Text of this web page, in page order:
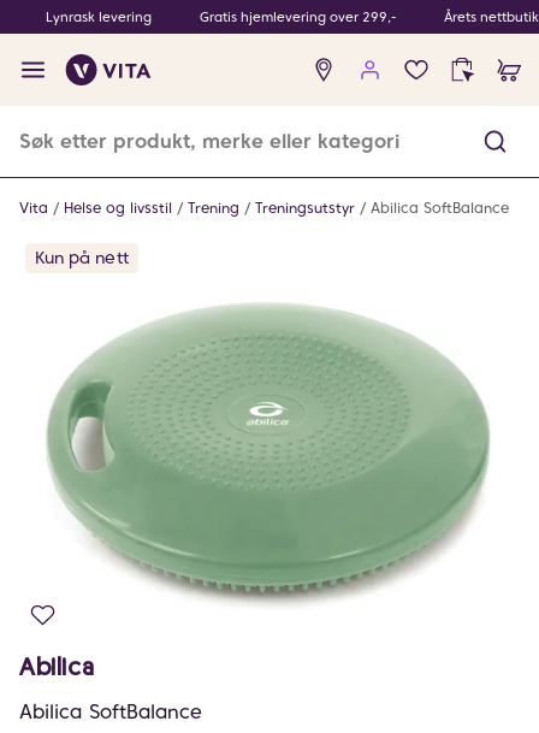
Lynrask levering Gratis hjemlevering over 299,- Årets
Ingen
produkter
Vita Helse og livsstil Trening Treningsutstyr Abilica SoftBalance
Kun på nett
Abilica
Abilica SoftBalance